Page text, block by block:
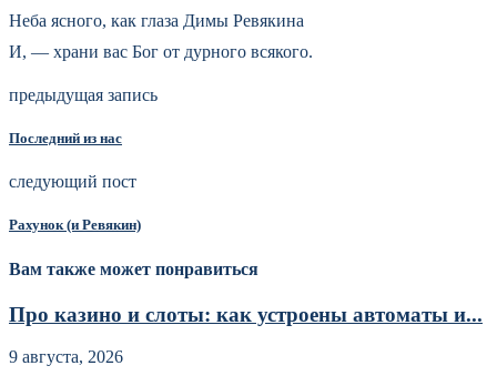
Неба ясного, как глаза Димы Ревякина
И, — храни вас Бог от дурного всякого.
предыдущая запись
Последний из нас
следующий пост
Рахунок (и Ревякин)
Вам также может понравиться
Про казино и слоты: как устроены автоматы и...
9 августа, 2026